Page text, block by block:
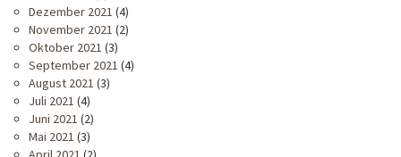
Dezember 2021 (4)
November 2021 (2)
Oktober 2021 (3)
September 2021 (4)
August 2021 (3)
Juli 2021 (4)
Juni 2021 (2)
Mai 2021 (3)